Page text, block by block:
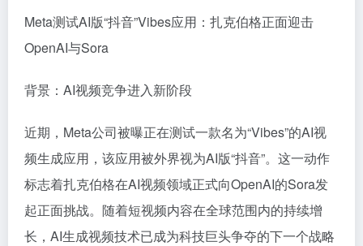
Meta测试AI版“抖音”Vibes应用：扎克伯格正面迎击
OpenAI与Sora
背景：AI视频竞争进入新阶段
近期，Meta公司被曝正在测试一款名为“Vibes”的AI视
频生成应用，该应用被外界视为AI版“抖音”。这一动作
标志着扎克伯格在AI视频领域正式向OpenAI的Sora发
起正面挑战。随着短视频内容在全球范围内的持续增
长，AI生成视频技术已成为科技巨头争夺的下一个战略